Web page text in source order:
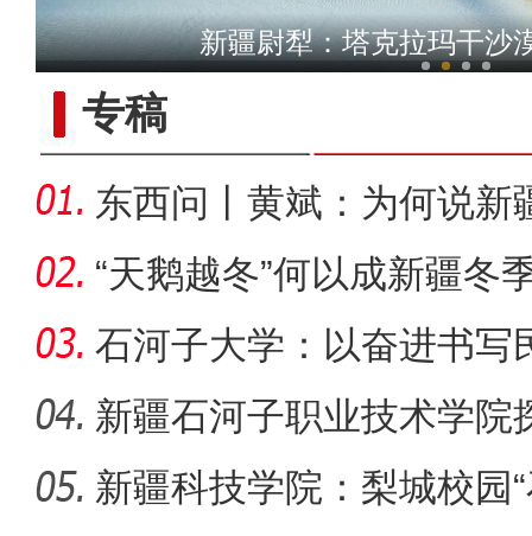
新疆铁门关：迎数千只灰鹤
新疆4000亩沙漠盐
新疆尉犁：塔克拉玛干沙
专稿
东西问丨黄斌：为何说新
一部交
“天鹅越冬”何以成新疆冬
石河子大学：以奋进书写
新疆石河子职业技术学院
同体意
新疆科技学院：梨城校园